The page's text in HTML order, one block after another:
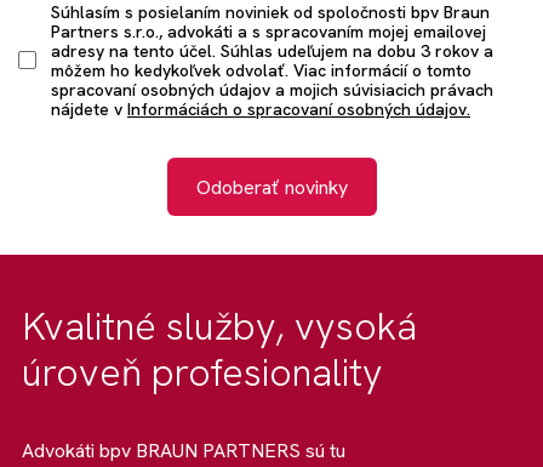
Súhlasím s posielaním noviniek od spoločnosti bpv Braun
Partners s.r.o., advokáti a s spracovaním mojej emailovej
adresy na tento účel. Súhlas udeľujem na dobu 3 rokov a
môžem ho kedykoľvek odvolať. Viac informácií o tomto
spracovaní osobných údajov a mojich súvisiacich právach
nájdete v Informáciách o spracovaní osobných údajov.
Odoberať novinky
Kvalitné služby, vysoká
úroveň profesionality
Advokáti bpv BRAUN PARTNERS sú tu